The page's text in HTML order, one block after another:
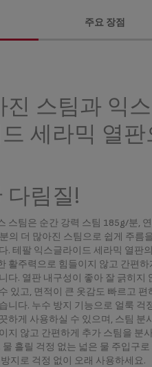
주요 장점
진 스팀과 익스
세라믹 열판
다림질!
스팀은 순간 강력 스팀 185g/분,
의 더 많아진 스팀으로 쉽게 주름
. 테팔 익스글라이드 세라믹 열판의
활주력으로 힘들이지 않고 간편하
다. 열판 내구성이 좋아 잘 긁히지
있고, 면적이 큰 옷감도 빠르고 편
니다. 누수 방지 기능으로 얼룩 걱
하게 사용하실 수 있으며, 스팀 분
지 않고 간편하게 추가 스팀을 분
흘릴 걱정 없는 넓은 물 주입구로
지로 걱정 없이 오래 사용하세요.